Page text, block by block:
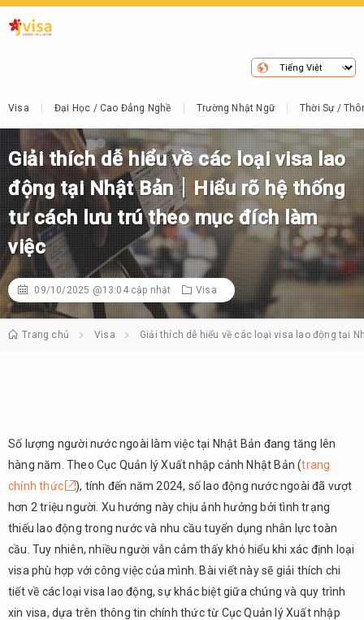
Visa Đại Học / Cao Đẳng Nghề Trường Nhật Ngữ Thời Sự /
Giải thích dễ hiểu về các loại visa lao
động tại Nhật Bản｜Hiểu rõ hệ thống
tư cách lưu trú theo mục đích làm
việc
09/10/2025 @13:04cập nhật Visa
Trang chủ Visa Giải thích dễ hiểu về các loại visa lao động tại
Số lượng người nước ngoài làm việc tại Nhật Bản đang tăng lên
hàng năm. Theo Cục Quản lý Xuất nhập cảnh Nhật Bản (trang
chính thức
), tính đến năm 2024, số lao động nước ngoài đã vượt
hơn 2 triệu người. Xu hướng này chịu ảnh hưởng bởi tình trạng
thiếu lao động trong nước và nhu cầu tuyển dụng nhân lực toàn
cầu. Tuy nhiên, nhiều người vẫn cảm thấy khó hiểu khi xác định loại
visa phù hợp với công việc của mình. Bài viết này sẽ giải thích chi
tiết về các loại visa lao động, sự khác biệt giữa chúng và quy trình
xin visa, dựa trên thông tin chính thức từ Cục Quản lý Xuất nhập